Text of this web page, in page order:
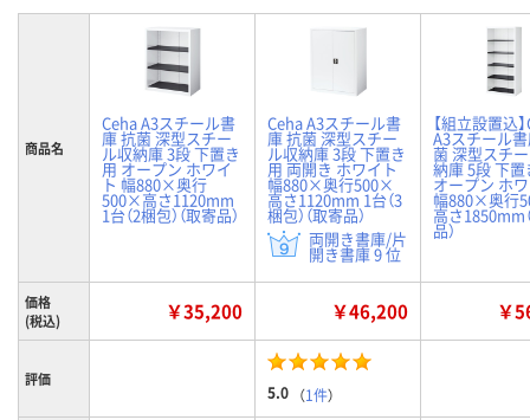
商品名
Ceha A3スチール書
庫 抗菌 深型スチー
ル収納庫 3段 下置き
用 オープン ホワイ
ト 幅880×奥行
500×高さ1120mm
1台（2梱包）（取寄品）
Ceha A3スチール書
庫 抗菌 深型スチー
ル収納庫 3段 下置き
用 両開き ホワイト
幅880×奥行500×
高さ1120mm 1台（3
梱包）（取寄品）
両開き書庫/片
開き書庫 9 位
【組立設置込
A3スチール
菌 深型スチ
納庫 5段 下置
オープン ホ
幅880×奥行
高さ1850mm
品）
価格
(税込)
￥35,200 ￥46,200 ￥
評価
5.0 （1件）